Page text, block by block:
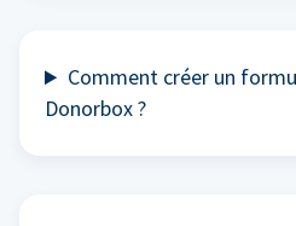
Comment créer un
Donorbox ?